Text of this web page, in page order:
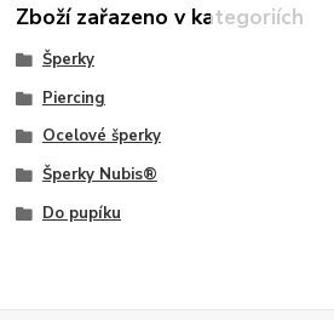
Zboží zařazeno v kategoriích
Šperky
Piercing
Ocelové šperky
Šperky Nubis®
Do pupíku